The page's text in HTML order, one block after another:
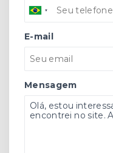
E-mail
Mensagem